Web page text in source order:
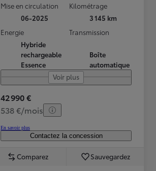
Mise en circulation
06-2025
Kilométrage
3 145 km
Energie
Hybride
rechargeable
Essence
Transmission
Boîte
automatique
Voir plus
42 990 €
538 €/mois
En savoir plus
Contactez la concession
Comparez Sauvegardez